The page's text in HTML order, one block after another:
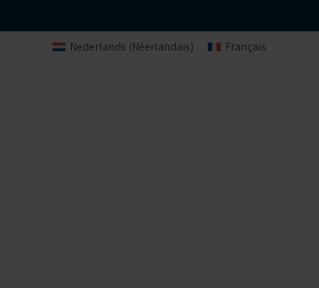
Nederlands (Néerlandais) Français